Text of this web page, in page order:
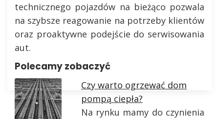
technicznego pojazdów na bieżąco pozwala
na szybsze reagowanie na potrzeby klientów
oraz proaktywne podejście do serwisowania
aut.
Polecamy zobaczyć
Czy warto ogrzewać dom
pompą ciepła?
Na rynku mamy do czynienia